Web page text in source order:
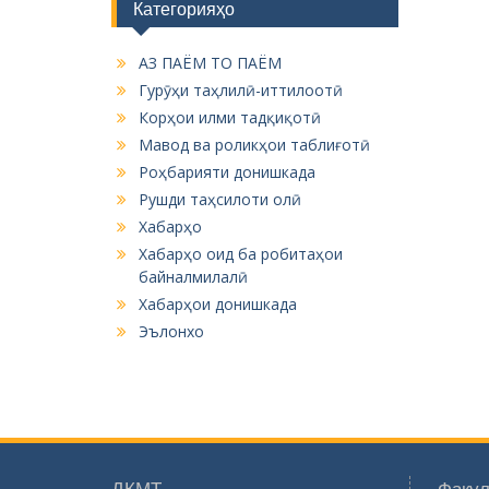
Категорияҳо
АЗ ПАЁМ ТО ПАЁМ
Гурӯҳи таҳлилӣ-иттилоотӣ
Корҳои илми тадқиқотӣ
Мавод ва роликҳои таблиғотӣ
Роҳбарияти донишкада
Рушди таҳсилоти олӣ
Хабарҳо
Хабарҳо оид ба робитаҳои
байналмилалӣ
Хабарҳои донишкада
Эълонхо